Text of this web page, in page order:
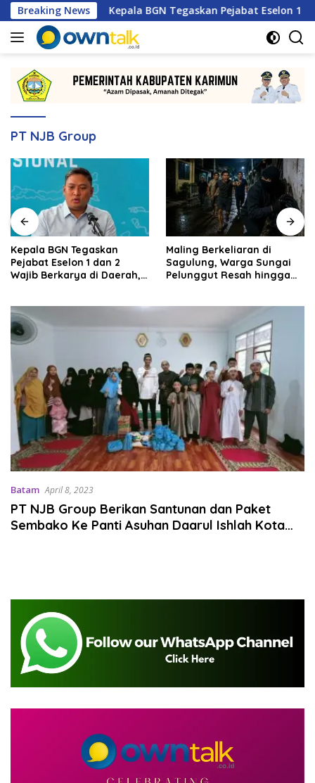
Langsung
ke
konten
Breaking NewsKepala BGN Tegaskan Pejabat Eselon 1 dan 2
PT NJB Group
Kepala BGN Tegaskan
Pejabat Eselon 1 dan 2
Wajib Berkarya di Daerah,
Maling Berkeliaran di
Sagulung, Warga Sungai
Pelunggut Resah hingga
Batam April 8, 2023
PT NJB Group Berikan Santunan dan Paket
Sembako Ke Panti Asuhan Daarul Ishlah Kota